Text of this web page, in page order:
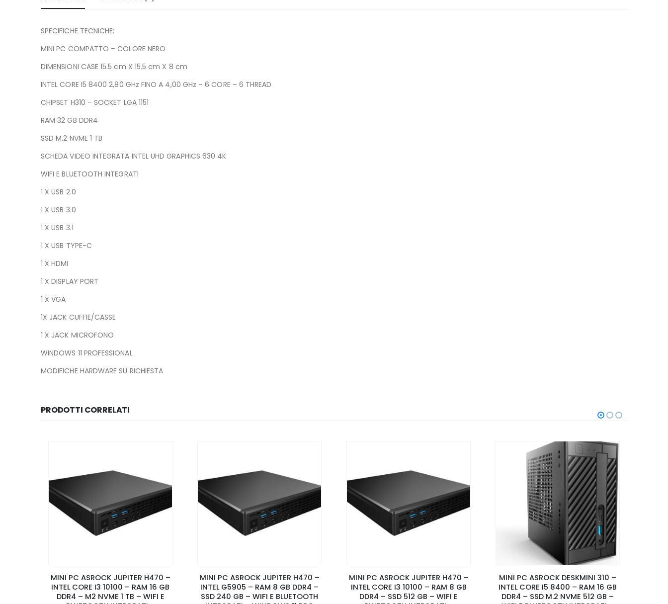
SPECIFICHE TECNICHE:
MINI PC COMPATTO – COLORE NERO
DIMENSIONI CASE 15.5 cm X 15.5 cm X 8 cm
INTEL CORE I5 8400 2,80 GHz FINO A 4,00 GHz – 6 CORE – 6 THREAD
CHIPSET H310 – SOCKET LGA 1151
RAM 32 GB DDR4
SSD M.2 NVME 1 TB
SCHEDA VIDEO INTEGRATA INTEL UHD GRAPHICS 630 4K
WIFI E BLUETOOTH INTEGRATI
1 X USB 2.0
1 X USB 3.0
1 X USB 3.1
1 X USB TYPE-C
1 X HDMI
1 X DISPLAY PORT
1 X VGA
1X JACK CUFFIE/CASSE
1 X JACK MICROFONO
WINDOWS 11 PROFESSIONAL
MODIFICHE HARDWARE SU RICHIESTA
PRODOTTI CORRELATI
MINI PC ASROCK JUPITER H470 –
INTEL CORE I3 10100 – RAM 16 GB
DDR4 – M2 NVME 1 TB – WIFI E
MINI PC ASROCK JUPITER H470 –
INTEL G5905 – RAM 8 GB DDR4 –
SSD 240 GB – WIFI E BLUETOOTH
MINI PC ASROCK JUPITER H470 –
INTEL CORE I3 10100 – RAM 8 GB
DDR4 – SSD 512 GB – WIFI E
MINI PC ASROCK DESKMINI 310 –
INTEL CORE I5 8400 – RAM 16 GB
DDR4 – SSD M.2 NVME 512 GB –